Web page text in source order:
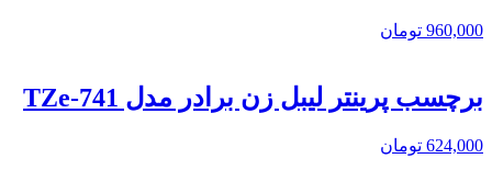
960,000 تومان
برچسب پرینتر لیبل زن برادر مدل TZe-741
624,000 تومان